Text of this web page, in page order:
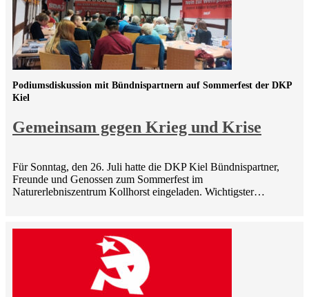
Gemeinsam gegen Krieg und Krise
Podiumsdiskussion mit Bündnispartnern auf Sommerfest der DKP
Kiel
Für Sonntag, den 26. Juli hatte die DKP Kiel Bündnispartner,
Freunde und Genossen zum Sommerfest im
Naturerlebniszentrum Kollhorst eingeladen. Wichtigster…